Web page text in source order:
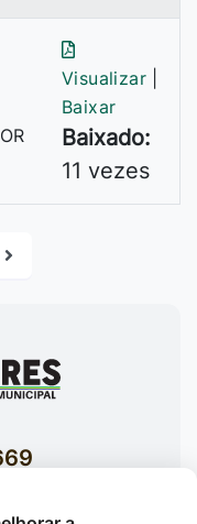
Visualizar
Baixar
Baixado:
11 vezes